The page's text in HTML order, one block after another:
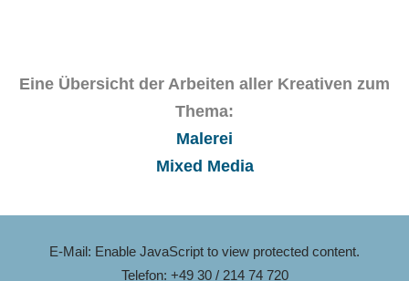
Eine Übersicht der Arbeiten aller Kreativen zum
Thema:
Malerei
Mixed Media
E-Mail: Enable JavaScript to view protected content.
Telefon: +49 30 / 214 74 720